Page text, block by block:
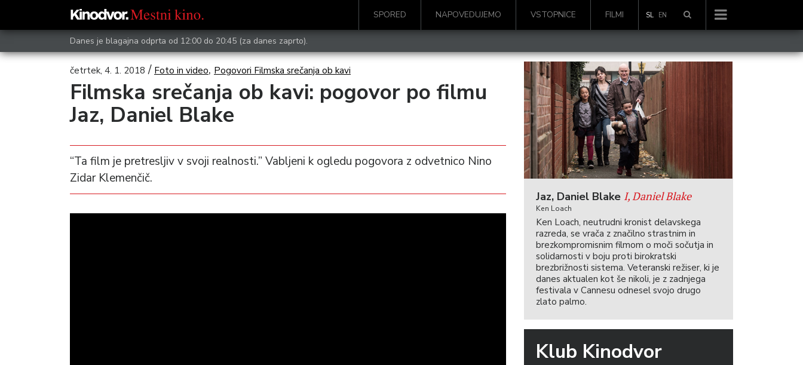
SPORED NAPOVEDUJEMO VSTOPNICE FILMI SL EN
Danes je blagajna odprta od 12:00 do 20:45 (za danes zaprto).
četrtek, 4. 1. 2018 / Foto in video, Pogovori Filmska srečanja ob kavi
Filmska srečanja ob kavi: pogovor po filmu
Jaz, Daniel Blake
“Ta film je pretresljiv v svoji realnosti.” Vabljeni k ogledu pogovora z odvetnico Nino
Zidar Klemenčič.
Jaz, Daniel Blake I, Daniel Blake
Ken Loach
Ken Loach, neutrudni kronist delavskega
razreda, se vrača z značilno strastnim in
brezkompromisnim filmom o moči sočutja in
solidarnosti v boju proti birokratski
brezbrižnosti sistema. Veteranski režiser, ki je
danes aktualen kot še nikoli, je z zadnjega
festivala v Cannesu odnesel svojo drugo
zlato palmo.
Klub Kinodvor